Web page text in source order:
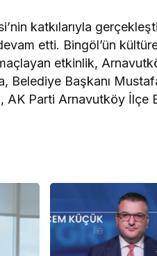
katkılarıyla
etti. Bingöl’ün
etkinlik,
Belediye Başkanı
AK Parti Arnavutköy İlçe